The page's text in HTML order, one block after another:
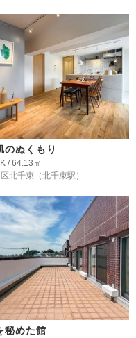
のぬくもり
/ 64.13㎡
北千束 （北千束駅）
秘めた館